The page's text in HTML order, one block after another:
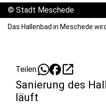
© Stadt Meschede
Das Hallenbad in Meschede
Teilen: open_in_new
Sanierung des
läuft